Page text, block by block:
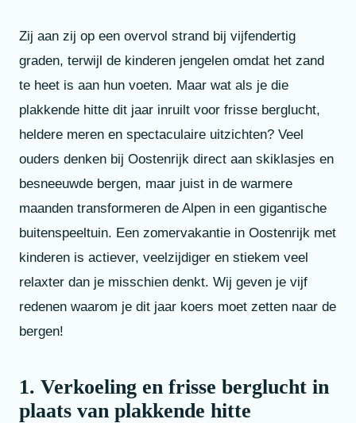
Zij aan zij op een overvol strand bij vijfendertig
graden, terwijl de kinderen jengelen omdat het zand
te heet is aan hun voeten. Maar wat als je die
plakkende hitte dit jaar inruilt voor frisse berglucht,
heldere meren en spectaculaire uitzichten? Veel
ouders denken bij Oostenrijk direct aan skiklasjes en
besneeuwde bergen, maar juist in de warmere
maanden transformeren de Alpen in een gigantische
buitenspeeltuin. Een zomervakantie in Oostenrijk met
kinderen is actiever, veelzijdiger en stiekem veel
relaxter dan je misschien denkt. Wij geven je vijf
redenen waarom je dit jaar koers moet zetten naar de
bergen!
1. Verkoeling en frisse berglucht in
plaats van plakkende hitte